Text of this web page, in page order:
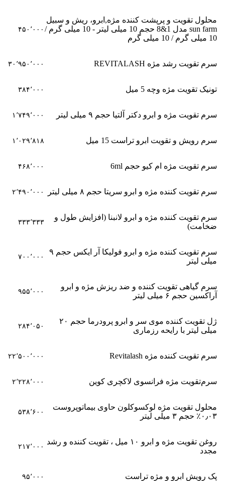
محلول تقویت و پرپشت کننده مژه,ابرو، ریش و سبیل
sun farm مدل 1&8 حجم 10 میلی لیتر - 10 میلی گرم /
10 میلی گرم / 10 میلی گرم
۴۵۰٬۰۰۰
سرم تقویت رشد مژه REVITALASH ۳۰٬۹۵۰٬۰۰۰
تونیک تقویت مژه وچه 5 میل ۳۸۴٬۰۰۰
سرم تقویت مژه و ابرو دکتر آلتیا حجم ۹ میلی لیتر ۱٬۷۴۹٬۰۰۰
سرم رویش و تقویت ابرو تراست 15 میل ۱٬۰۲۹٬۸۱۸
سرم تقویت مژه ام کیو حجم 6ml ۴۶۸٬۰۰۰
سرم تقویت کننده مژه و ابرو سریتا حجم ۸ میلی لیتر ۲٬۴۹۰٬۰۰۰
سرم تقویت کننده مژه و ابرو لانبنا (افزایش طول و
ضخامت)
۳۳۳٬۳۳۳
سرم تقویت کننده مژه و ابرو فولیکا آر ایکس حجم ۹
میلی لیتر
۷۰۰٬۰۰۰
سرم گیاهی تقویت کننده و ضد ریزش مژه و ابرو
آراکسین حجم ۶ میلی لیتر
۹۵۵٬۰۰۰
ژل تقویت کننده موی سر و ابرو پرودرما حجم ۲۰
میلی لیتر با رایحه رزماری
۲۸۴٬۰۵۰
سرم تقویت کننده مژه Revitalash ۲۲٬۵۰۰٬۰۰۰
سرم‌تقویت مژه فرانسوی لاکچری کوین ۲٬۲۲۸٬۰۰۰
محلول تقویت مژه لوکسوکلون حاوی بیماتوپروست
۰٫۰۳٪ حجم ۳ میلی لیتر
۵۳۸٬۶۰۰
روغن تقویت مژه و ابرو ۱۰ میل ، تقویت کننده و رشد
مجدد
۲۱۷٬۰۰۰
پک رویش ابرو و مژه تراست ۹۵٬۰۰۰